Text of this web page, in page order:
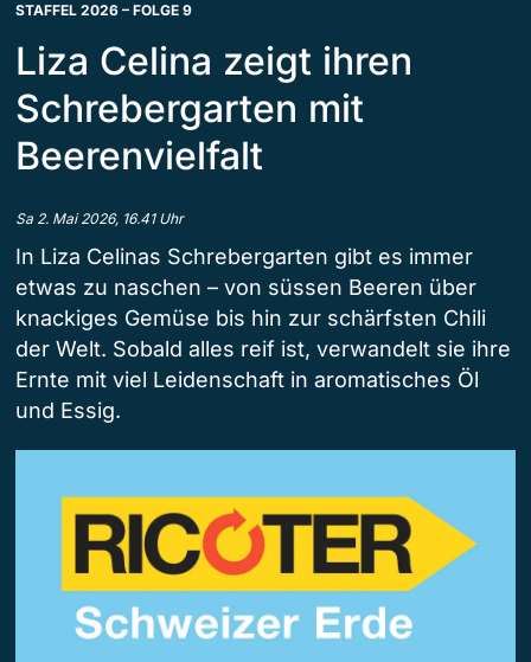
STAFFEL 2026 – FOLGE 9
Liza Celina zeigt ihren
Schrebergarten mit
Beerenvielfalt
Sa 2. Mai 2026, 16.41 Uhr
In Liza Celinas Schrebergarten gibt es immer
etwas zu naschen – von süssen Beeren über
knackiges Gemüse bis hin zur schärfsten Chili
der Welt. Sobald alles reif ist, verwandelt sie ihre
Ernte mit viel Leidenschaft in aromatisches Öl
und Essig.